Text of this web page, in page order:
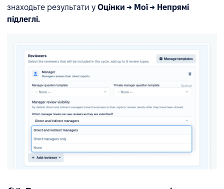
знаходьте результати у Оцінки → Мої → Непрямі
підлеглі.